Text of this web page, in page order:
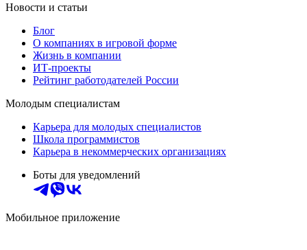
Новости и статьи
Блог
О компаниях в игровой форме
Жизнь в компании
ИТ-проекты
Рейтинг работодателей России
Молодым специалистам
Карьера для молодых специалистов
Школа программистов
Карьера в некоммерческих организациях
Боты для уведомлений
Мобильное приложение